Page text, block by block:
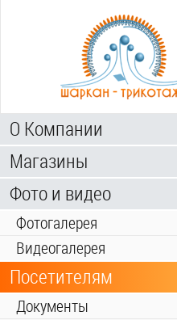
О Компании
Магазины
Фото и видео
Фотогалерея
Видеогалерея
Посетителям
Документы